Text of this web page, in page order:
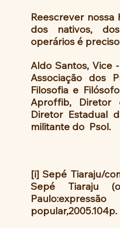
Reescrever nossa
dos nativos,
operários é
Aldo Santos, Vice
Associação dos
Filosofia e
Aproffib, Diretor
Diretor Estadual
militante do  Psol.
[i] Sepé Tiaraju/
Sepé Tiaraju
Paulo:expressão
popular,2005.104p.